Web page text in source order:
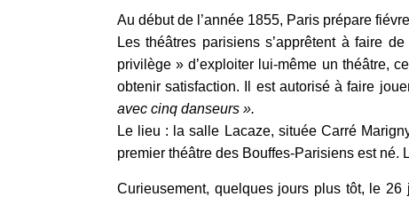
Au début de l’année 1855, Paris prépare
Les théâtres parisiens s’apprêtent à faire
privilège » d’exploiter lui-même un théâtre,
obtenir satisfaction. Il est autorisé à faire
avec cinq danseurs ».
Le lieu : la salle Lacaze, située Carré
premier théâtre des Bouffes-Parisiens est né.
Curieusement, quelques jours plus tôt, le